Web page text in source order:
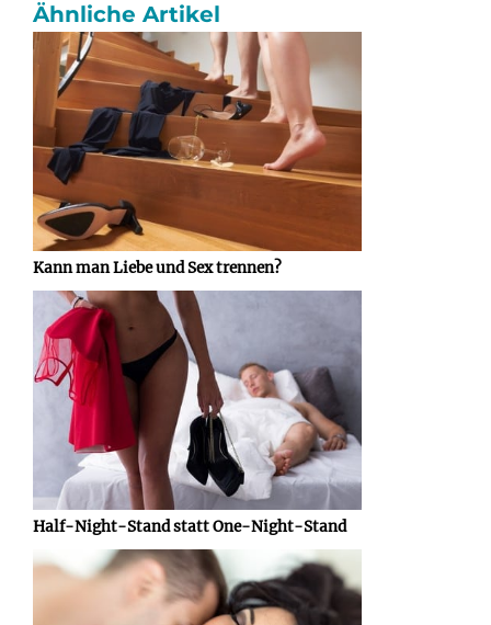
Ähnliche Artikel
Kann man Liebe und Sex trennen?
Half-Night-Stand statt One-Night-Stand